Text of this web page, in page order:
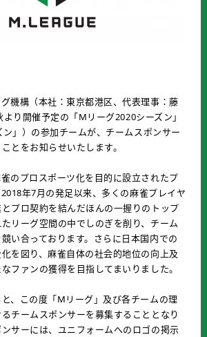
機構（本社：東京都港区、代表理事：藤
り開催予定の「Mリーグ2020シーズン」
ン」）の参加チームが、チームスポンサー
とをお知らせいたします。
雀のプロスポーツ化を目的に設立されたプ
年7月の発足以来、多くの麻雀プレイヤ
プロ契約を結んだほんの一握りのトップ
リーグ空間の中でしのぎを削り、チーム
い合っております。さらに日本国内での
を図り、麻雀自体の社会的地位の向上及
ファンの獲得を目指してまいりました。
、この度「Mリーグ」及び各チームの理
チームスポンサーを募集することとなり
サーには、ユニフォームへのロゴの掲示